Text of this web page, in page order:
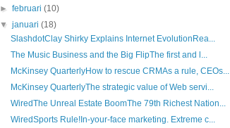
►februari(10)
▼januari(18)
SlashdotClay Shirky Explains Internet EvolutionRea...
The Music Business and the Big FlipThe first and l...
McKinsey QuarterlyHow to rescue CRMAs a rule, CEOs...
McKinsey QuarterlyThe strategic value of Web servi...
WiredThe Unreal Estate BoomThe 79th Richest Nation...
WiredSports Rule!In-your-face marketing. Extreme c...